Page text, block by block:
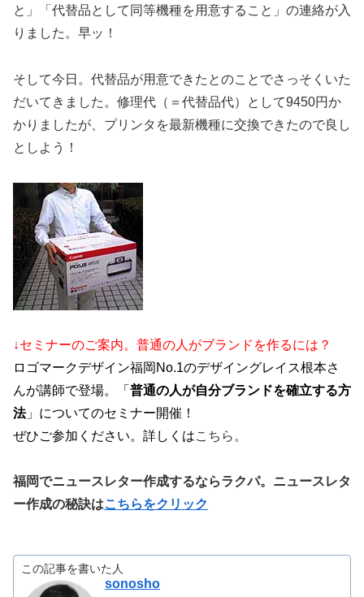
と」「代替品として同等機種を用意すること」の連絡が入
りました。早ッ！
そして今日。代替品が用意できたとのことでさっそくいた
だいてきました。修理代（＝代替品代）として9450円か
かりましたが、プリンタを最新機種に交換できたので良し
としよう！
↓セミナーのご案内。普通の人がブランドを作るには？
ロゴマークデザイン福岡No.1のデザイングレイス根本さ
んが講師で登場。「 普通の人が自分ブランドを確立する方
法」についてのセミナー開催！
ぜひご参加ください。詳しくはこちら。
福岡でニュースレター作成するならラクパ。ニュースレタ
ー作成の秘訣はこちらをクリック
この記事を書いた人
sonosho